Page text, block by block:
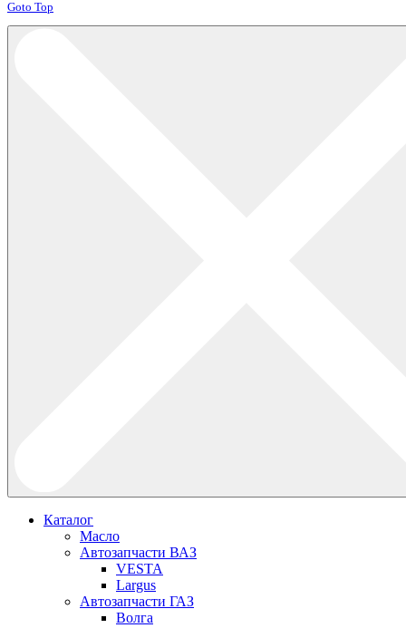
Joomla! 3 Templates
Goto Top
Каталог
Масло
Автозапчасти ВАЗ
VESTA
Largus
Автозапчасти ГАЗ
Волга